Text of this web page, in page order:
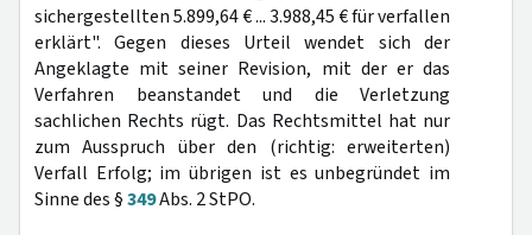
sichergestellten 5.899,64 € ... 3.988,45 € für verfallen
erklärt". Gegen dieses Urteil wendet sich der
Angeklagte mit seiner Revision, mit der er das
Verfahren beanstandet und die Verletzung
sachlichen Rechts rügt. Das Rechtsmittel hat nur
zum Ausspruch über den (richtig: erweiterten)
Verfall Erfolg; im übrigen ist es unbegründet im
Sinne des §349Abs. 2 StPO.